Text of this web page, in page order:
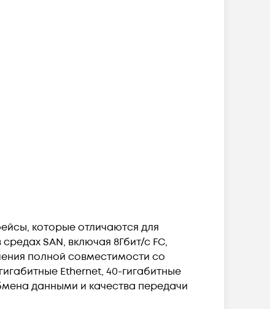
которые отличаются для
SAN, включая 8Гбит/с FC,
полной совместимости со
Ethernet, 40-гигабитные
данными и качества передачи